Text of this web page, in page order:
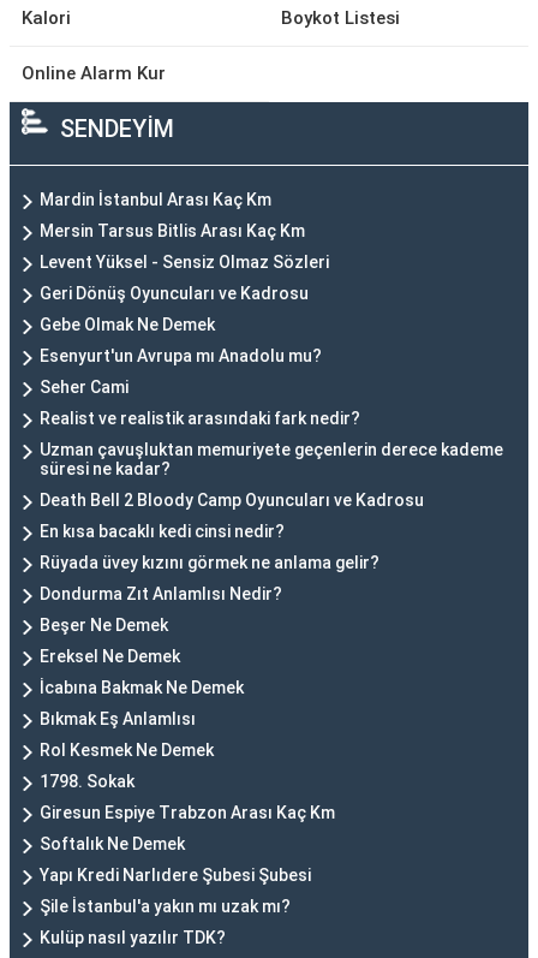
Kalori
Boykot Listesi
Online Alarm Kur
SENDEYİM
Mardin İstanbul Arası Kaç Km
Mersin Tarsus Bitlis Arası Kaç Km
Levent Yüksel - Sensiz Olmaz Sözleri
Geri Dönüş Oyuncuları ve Kadrosu
Gebe Olmak Ne Demek
Esenyurt'un Avrupa mı Anadolu mu?
Seher Cami
Realist ve realistik arasındaki fark nedir?
Uzman çavuşluktan memuriyete geçenlerin derece kademe
süresi ne kadar?
Death Bell 2 Bloody Camp Oyuncuları ve Kadrosu
En kısa bacaklı kedi cinsi nedir?
Rüyada üvey kızını görmek ne anlama gelir?
Dondurma Zıt Anlamlısı Nedir?
Beşer Ne Demek
Ereksel Ne Demek
İcabına Bakmak Ne Demek
Bıkmak Eş Anlamlısı
Rol Kesmek Ne Demek
1798. Sokak
Giresun Espiye Trabzon Arası Kaç Km
Softalık Ne Demek
Yapı Kredi Narlıdere Şubesi Şubesi
Şile İstanbul'a yakın mı uzak mı?
Kulüp nasıl yazılır TDK?